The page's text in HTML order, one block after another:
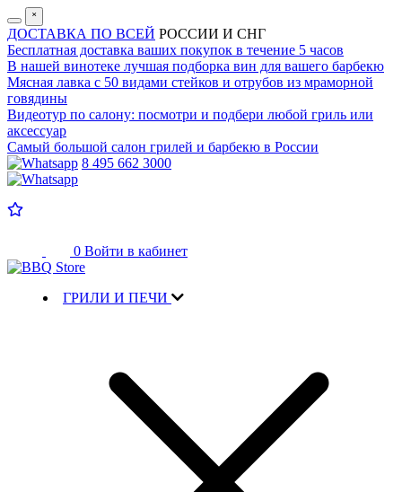
˟
ДОСТАВКА ПО ВСЕЙ РОССИИ И СНГ
Бесплатная доставка ваших покупок в течение 5 часов
В нашей винотеке лучшая подборка вин для вашего барбекю
Мясная лавка с 50 видами стейков и отрубов из мраморной
говядины
Видеотур по салону: посмотри и подбери любой гриль или
аксессуар
Самый большой салон грилей и барбекю в России
8 495 662 3000
0 Войти в кабинет
ГРИЛИ И ПЕЧИ